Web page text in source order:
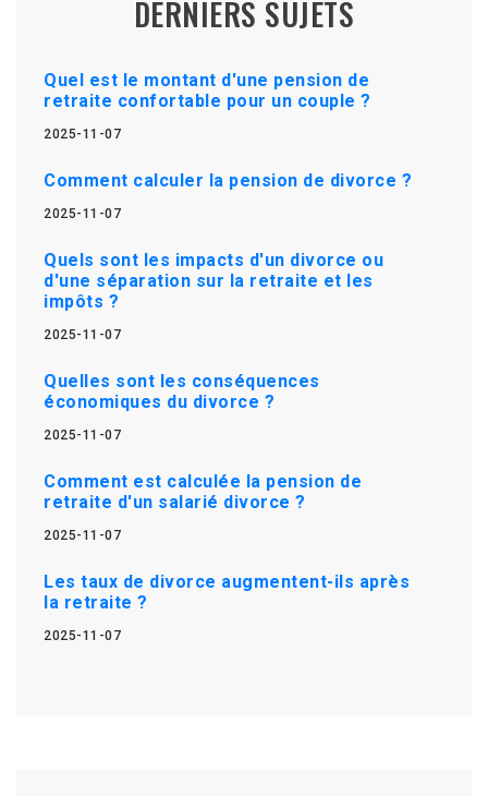
DERNIERS SUJETS
Quel est le montant d'une pension de
retraite confortable pour un couple ?
2025-11-07
Comment calculer la pension de divorce ?
2025-11-07
Quels sont les impacts d'un divorce ou
d'une séparation sur la retraite et les
impôts ?
2025-11-07
Quelles sont les conséquences
économiques du divorce ?
2025-11-07
Comment est calculée la pension de
retraite d'un salarié divorce ?
2025-11-07
Les taux de divorce augmentent-ils après
la retraite ?
2025-11-07